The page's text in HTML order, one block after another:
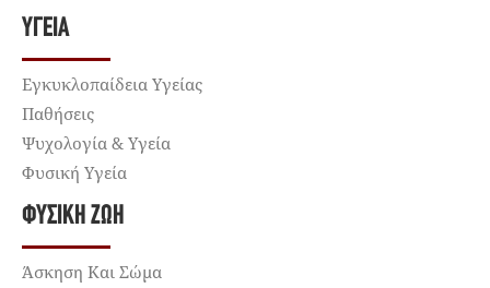
ΥΓΕΊΑ
Εγκυκλοπαίδεια Υγείας
Παθήσεις
Ψυχολογία & Υγεία
Φυσική Υγεία
ΦΥΣΙΚΉ ΖΩΉ
Άσκηση Και Σώμα